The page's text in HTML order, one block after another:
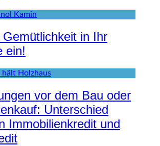
in Ihr
ein!
vor dem Bau oder
Unterschied
Immobilienkredit und